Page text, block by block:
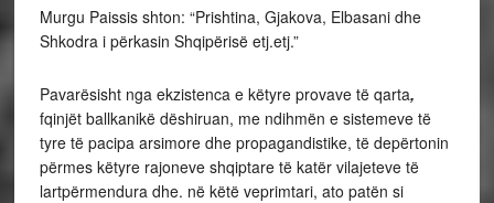
Murgu Paissis shton: “Prishtina, Gjakova, Elbasani dhe
Shkodra i përkasin Shqipërisë etj.etj.”
Pavarësisht nga ekzistenca e këtyre provave të qarta,
fqinjët ballkanikë dëshiruan, me ndihmën e sistemeve të
tyre të pacipa arsimore dhe propagandistike, të depërtonin
përmes këtyre rajoneve shqiptare të katër vilajeteve të
lartpërmendura dhe. në këtë veprimtari, ato patën si